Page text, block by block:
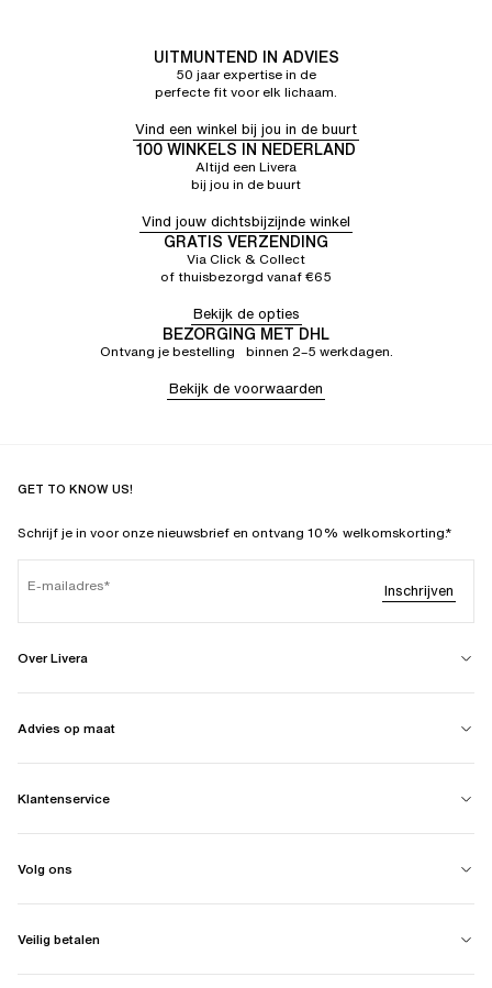
UITMUNTEND IN ADVIES
50 jaar expertise in de
perfecte fit voor elk lichaam.
Vind een winkel bij jou in de buurt
100 WINKELS IN NEDERLAND
Altijd een Livera
bij jou in de buurt
Vind jouw dichtsbijzijnde winkel
GRATIS VERZENDING
Via Click & Collect
of thuisbezorgd vanaf €65
Bekijk de opties
BEZORGING MET DHL
Ontvang je bestelling binnen 2–5 werkdagen.
Bekijk de voorwaarden
GET TO KNOW US!
Schrijf je in voor onze nieuwsbrief en ontvang 10% welkomskorting.*
E-mailadres Inschrijven
Over Livera
Advies op maat
Klantenservice
Volg ons
Veilig betalen